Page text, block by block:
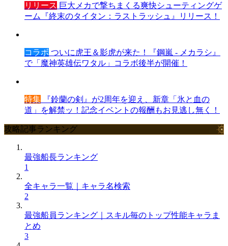
リリース 巨大メカで撃ちまくる爽快シューティングゲ
ーム『終末のタイタン：ラストラッシュ』リリース！
コラボ ついに虎王＆影虎が来た！『鋼嵐 - メカラシ』
で「魔神英雄伝ワタル」コラボ後半が開催！
特集 『鈴蘭の剣』が2周年を迎え、新章「氷と血の
道」を解禁ッ！記念イベントの報酬もお見逃し無く！
攻略記事ランキング
最強船長ランキング
1
全キャラ一覧｜キャラ名検索
2
最強船員ランキング｜スキル毎のトップ性能キャラま
とめ
3